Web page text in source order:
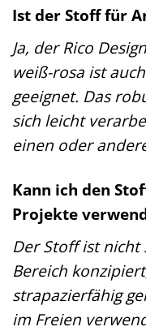
Ist der Stoff für
Ja, der Rico
weiß-rosa ist
geeignet. Das
sich leicht
einen oder
Kann ich den
Projekte
Der Stoff ist
Bereich
strapazierfähig
im Freien